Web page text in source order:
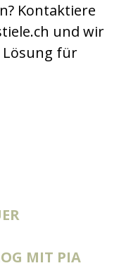
Kontaktiere
und wir
Lösung für
MIT PIA